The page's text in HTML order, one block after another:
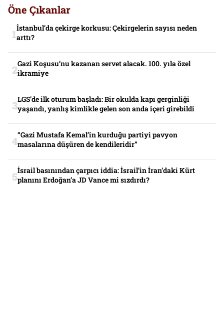
Öne Çıkanlar
İstanbul’da çekirge korkusu: Çekirgelerin sayısı neden
arttı?
Gazi Koşusu’nu kazanan servet alacak. 100. yıla özel
ikramiye
LGS’de ilk oturum başladı: Bir okulda kapı gerginliği
yaşandı, yanlış kimlikle gelen son anda içeri girebildi
“Gazi Mustafa Kemal’in kurduğu partiyi pavyon
masalarına düşüren de kendileridir”
İsrail basınından çarpıcı iddia: İsrail’in İran’daki Kürt
planını Erdoğan’a JD Vance mi sızdırdı?